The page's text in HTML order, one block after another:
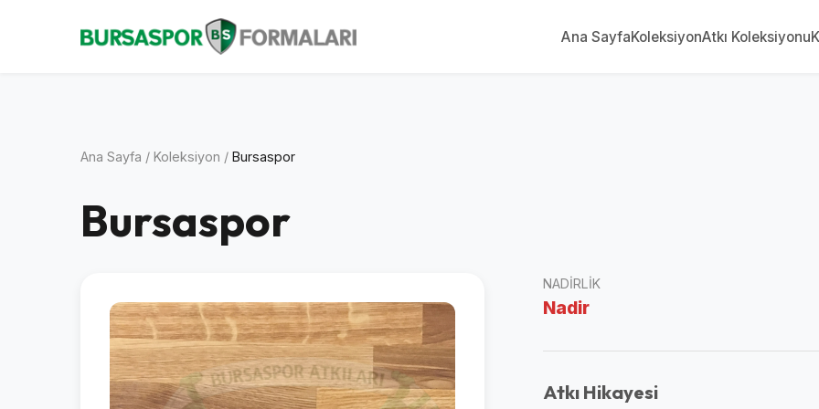
Ana SayfaKoleksiyonAtkı Koleksiyonu
Ana Sayfa / Koleksiyon / Bursaspor
Bursaspor
NADIRLIK
Nadir
Atkı Hikayesi